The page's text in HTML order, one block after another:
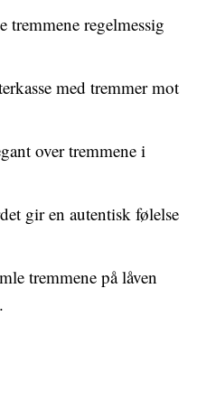
regelmessig
med tremmer mot
over tremmene i
gir en autentisk følelse
tremmene på låven